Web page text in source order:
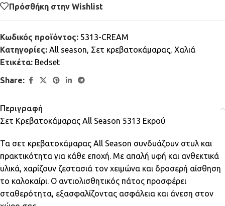
Πρόσθήκη στην Wishlist
Κωδικός προϊόντος: 5313-CREAM
Κατηγορίες: All season, Σετ κρεβατοκάμαρας, Χαλιά
Ετικέτα: Bedset
Share:
Περιγραφή
Σετ Κρεβατοκάμαρας All Season 5313 Εκρού
Τα σετ κρεβατοκάμαρας All Season συνδυάζουν στυλ και
πρακτικότητα για κάθε εποχή. Με απαλή υφή και ανθεκτικά
υλικά, χαρίζουν ζεστασιά τον χειμώνα και δροσερή αίσθηση
το καλοκαίρι. Ο αντιολισθητικός πάτος προσφέρει
σταθερότητα, εξασφαλίζοντας ασφάλεια και άνεση στον